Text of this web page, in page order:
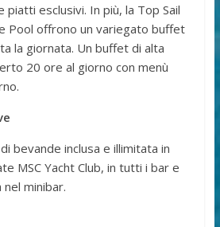
piatti esclusivi. In più, la Top Sail
Pool offrono un variegato buffet
la giornata. Un buffet di alta
20 ore al giorno con menù
bevande inclusa e illimitata in
MSC Yacht Club, in tutti i bar e
minibar.